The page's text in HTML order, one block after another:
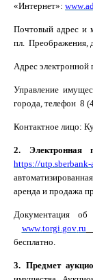
«Интернет»: www.
Почтовый адрес и
пл. Преображения,
Адрес электронной
Управление
города, телефон 8
Контактное лицо:
2. Электронная
https://utp.sberbank-
аренда и продажа
Документация об
www.torgi.gov.ru
бесплатно.
3. Предмет